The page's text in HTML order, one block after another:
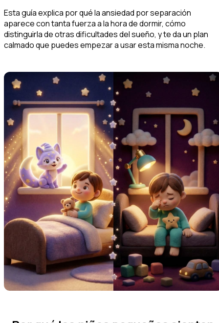
Esta guía explica por qué la ansiedad por separación
aparece con tanta fuerza a la hora de dormir, cómo
distinguirla de otras dificultades del sueño, y te da un plan
calmado que puedes empezar a usar esta misma noche.